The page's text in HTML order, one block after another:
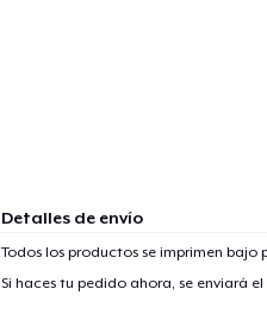
Detalles de envío
Todos los productos se imprimen bajo
Si haces tu pedido ahora, se enviará el